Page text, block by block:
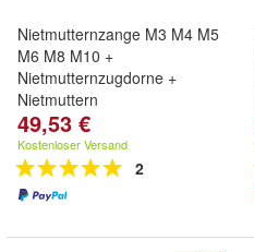
Nietmutternzange M3 M4 M5
M6 M8 M10 +
Nietmutternzugdorne +
Nietmuttern
49,53 €
Kostenloser Versand
2